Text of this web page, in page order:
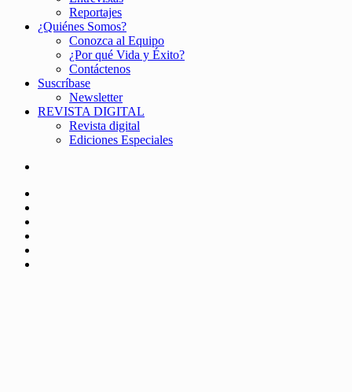
Reportajes
¿Quiénes Somos?
Conozca al Equipo
¿Por qué Vida y Éxito?
Contáctenos
Suscríbase
Newsletter
REVISTA DIGITAL
Revista digital
Ediciones Especiales